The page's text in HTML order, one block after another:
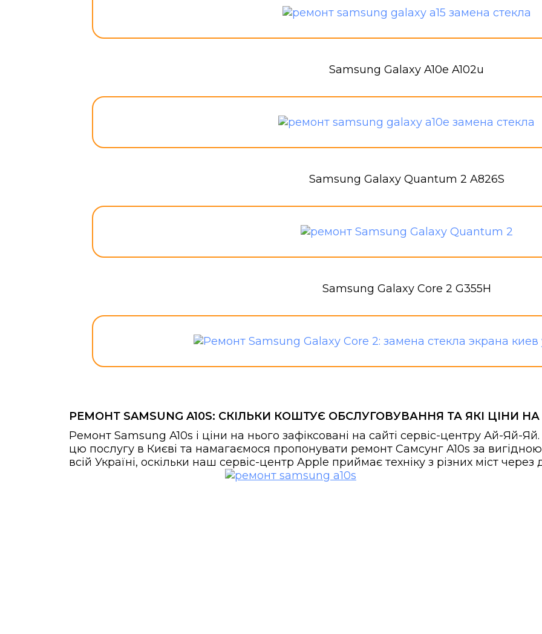
Samsung Galaxy A10e A102u
Samsung Galaxy Quantum 2 A826S
Samsung Galaxy Core 2 G355H
РЕМОНТ SAMSUNG A10S: СКІЛЬКИ КОШТУЄ ОБСЛУГОВУВАННЯ ТА ЯКІ ЦІНИ
Ремонт Samsung A10s і ціни на нього зафіксовані на сайті сервіс-центру Ай-Яй-
цю послугу в Києві та намагаємося пропонувати ремонт Самсунг A10s за
всій Україні, оскільки наш сервіс-центр Apple приймає техніку з різних міст